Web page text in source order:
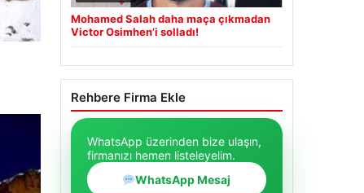
Mohamed Salah daha maça çıkmadan
Victor Osimhen’i solladı!
Rehbere Firma Ekle
WhatsApp üzerinden bize ulaşın,
firmanızı hemen listeleyelim.
WhatsApp Mesaj